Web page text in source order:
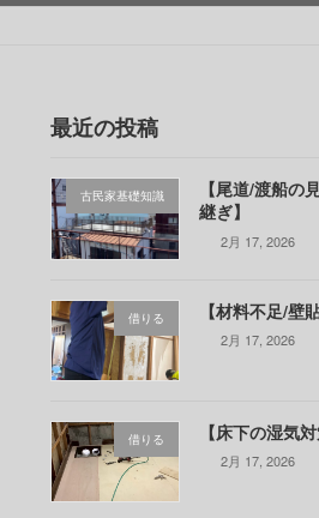
最近の投稿
古民家基礎知識
【尾道/渡船の
継ぎ】
2月 17, 2026
借りる 【材料不足/壁
2月 17, 2026
借りる 【床下の湿気対
2月 17, 2026